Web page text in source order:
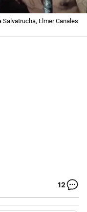
Elmer Canales
12